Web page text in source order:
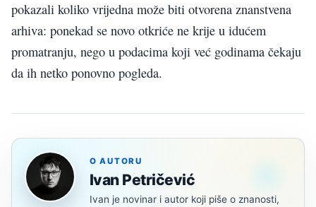
pokazali koliko vrijedna može biti otvorena znanstvena
arhiva: ponekad se novo otkriće ne krije u idućem
promatranju, nego u podacima koji već godinama čekaju
da ih netko ponovno pogleda.
O AUTORU
Ivan Petričević
Ivan je novinar i autor koji piše o znanosti,